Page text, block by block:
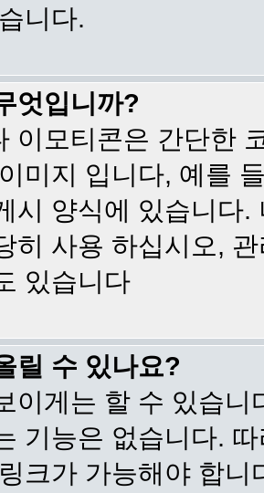
니다.
엇입니까?
이모티콘은 간단한
미지 입니다, 예를
시 양식에 있습니다
히 사용 하십시오,
있습니다
릴 수 있나요?
이게는 할 수 있습
기능은 없습니다.
크가 가능해야 합